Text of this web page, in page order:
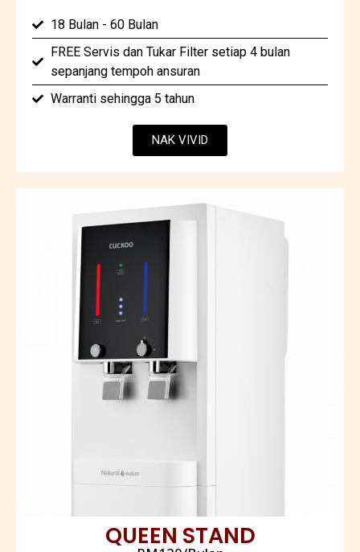
18 Bulan - 60 Bulan
FREE Servis dan Tukar Filter setiap 4 bulan
sepanjang tempoh ansuran
Warranti sehingga 5 tahun
NAK VIVID
QUEEN STAND